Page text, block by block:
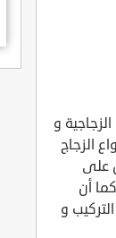
و
الزجاج
على
أن
و